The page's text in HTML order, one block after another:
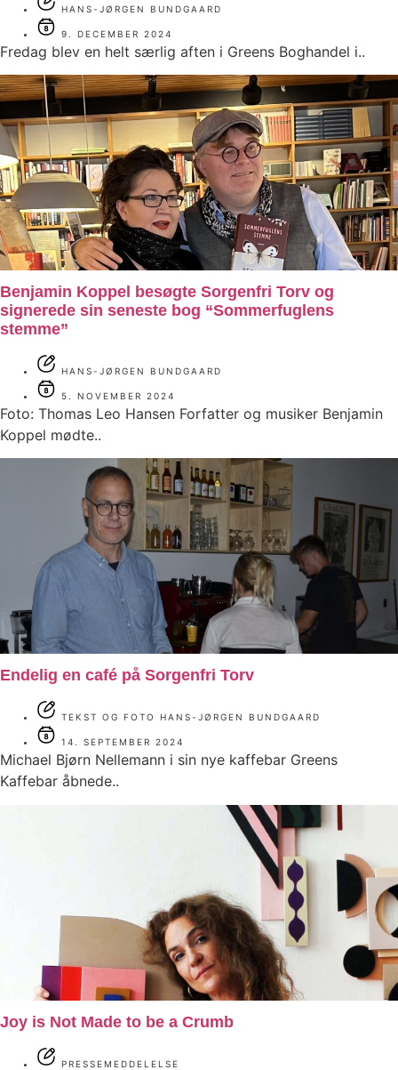
HANS-JØRGEN BUNDGAARD
9. DECEMBER 2024
Fredag blev en helt særlig aften i Greens Boghandel i..
Benjamin Koppel besøgte Sorgenfri Torv og
signerede sin seneste bog “Sommerfuglens
stemme”
HANS-JØRGEN BUNDGAARD
5. NOVEMBER 2024
Foto: Thomas Leo Hansen Forfatter og musiker Benjamin
Koppel mødte..
Endelig en café på Sorgenfri Torv
TEKST OG FOTO HANS-JØRGEN BUNDGAARD
14. SEPTEMBER 2024
Michael Bjørn Nellemann i sin nye kaffebar Greens
Kaffebar åbnede..
Joy is Not Made to be a Crumb
PRESSEMEDDELELSE